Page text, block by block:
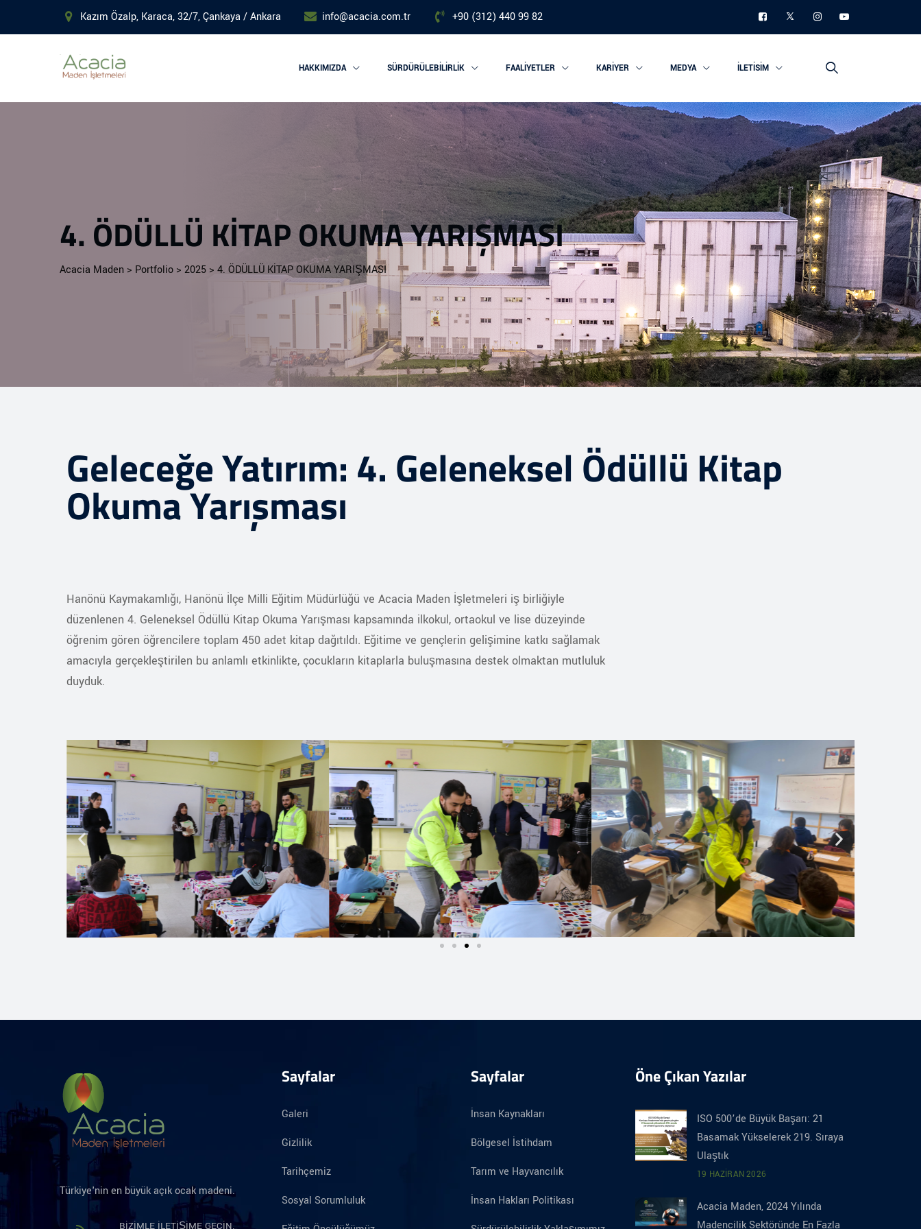
Kazım Özalp, Karaca, 32/7, Çankaya / Ankara info@acacia.com.tr +90 (312) 440 99 82
HAKKIMIZDA SÜRDÜRÜLEBILIRLIK FAALIYETLER KARIYER MEDYA İLETISIM
4. ÖDÜLLÜ KİTAP OKUMA YARIŞMASI
Acacia Maden > Portfolio > 2025 > 4. ÖDÜLLÜ KİTAP OKUMA YARIŞMASI
Geleceğe Yatırım: 4. Geleneksel Ödüllü Kitap
Okuma Yarışması
Hanönü Kaymakamlığı, Hanönü İlçe Milli Eğitim Müdürlüğü ve Acacia Maden İşletmeleri iş birliğiyle
düzenlenen 4. Geleneksel Ödüllü Kitap Okuma Yarışması kapsamında ilkokul, ortaokul ve lise düzeyinde
öğrenim gören öğrencilere toplam 450 adet kitap dağıtıldı. Eğitime ve gençlerin gelişimine katkı sağlamak
amacıyla gerçekleştirilen bu anlamlı etkinlikte, çocukların kitaplarla buluşmasına destek olmaktan mutluluk
duyduk.
Türkiye'nin en büyük açık ocak madeni.
BIZIMLE ILETIŞIME GEÇIN.
Sayfalar
Galeri
Gizlilik
Tarihçemiz
Sosyal Sorumluluk
Sayfalar
İnsan Kaynakları
Bölgesel İstihdam
Tarım ve Hayvancılık
İnsan Hakları Politikası
Öne Çıkan Yazılar
ISO 500’de Büyük Başarı: 21
Basamak Yükselerek 219. Sıraya
Ulaştık
19 HAZIRAN 2026
Acacia Maden, 2024 Yılında
Madencilik Sektöründe En Fazla